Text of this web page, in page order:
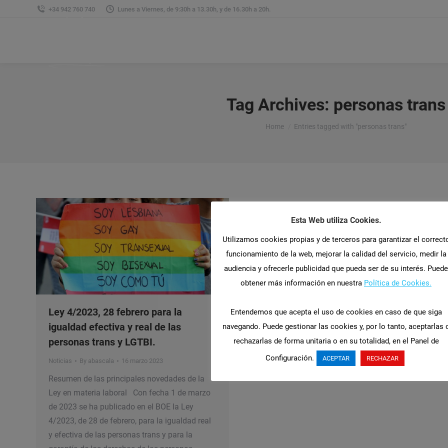
+34 942 760 740 Lunes a Viernes, de 9:30h a 13.30h, y de 16.30h a 20h.
Tag Archives: personas trans
You are here:
Home Entries tagged with "personas trans"
Ley 4/2023, 28 febrero para la
igualdad efectiva y real de las
personas trans y LGTBI.
Noticias By abascala 16 marzo 2023
Resumen de las principales novedades de la
Ley en materia laboral Con fecha 1 de marzo
de 2023 se ha publicado en el BOE la Ley
4/2023, de 28 de febrero, para la igualdad real
y efectiva de las personas trans y para la
Esta Web utiliza Cookies.
Utilizamos cookies propias y de terceros para garantizar el
funcionamiento de la web, mejorar la calidad del servicio, medir la
audiencia y ofrecerle publicidad que pueda ser de su interés. Puede
obtener más información en nuestra Política de Cookies.
Entendemos que acepta el uso de cookies en caso de que siga
navegando. Puede gestionar las cookies y, por lo tanto, aceptarlas
rechazarlas de forma unitaria o en su totalidad, en el Panel de
Configuración.
ACEPTAR RECHAZAR